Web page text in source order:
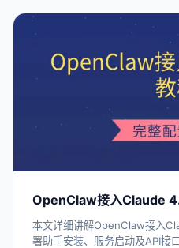
OpenClaw接入Claude
本文详细讲解OpenClaw接入
署助手安装、服务启动及API接